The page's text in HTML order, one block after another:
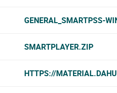
GENERAL_SMARTPSS-
SMARTPLAYER.ZIP
HTTPS://